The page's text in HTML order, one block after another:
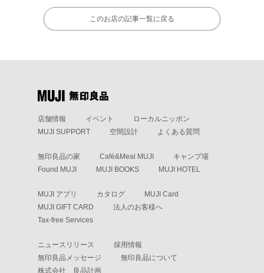
このお店の記事一覧に戻る
店舗情報 イベント
ローカルニッポン
MUJI SUPPORT
空間設計 よくある質問
無印良品の家 Café&Meal MUJI
キャンプ場
Found MUJI
MUJI BOOKS MUJI HOTEL
MUJI アプリ カタログ
MUJI Card
MUJI GIFT CARD
法人のお客様へ
Tax-free Services
ニュースリリース
採用情報
無印良品メッセージ
無印良品について
株式会社 良品計画